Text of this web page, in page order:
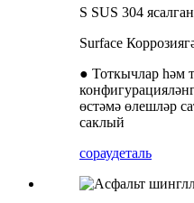
S SUS 304 ясалган
Surface
● Тоткычлар һәм
өстәмә өлешләр
саклый
сораудеталь